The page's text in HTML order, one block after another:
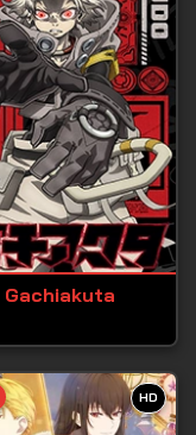
Gachiakuta
HD